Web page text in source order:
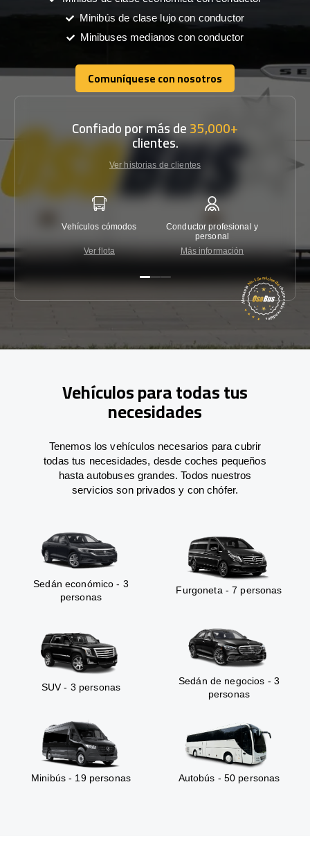
Minibús de clase lujo con conductor
Minibuses medianos con conductor
Comuníquese con nosotros
Comuníquese con nosotros
Confiado por más de35,000+
clientes.
Ver historias de clientes
Vehículos cómodos
Ver flota
Conductor profesional y
personal
Más información
Vehículos para todas tus
necesidades
Tenemos los vehículos necesarios para cubrir
todas tus necesidades, desde coches pequeños
hasta autobuses grandes. Todos nuestros
servicios son privados y con chófer.
Sedán económico - 3
personas
Furgoneta - 7 personas
SUV - 3 personas
Sedán de negocios - 3
personas
Minibús - 19 personas Autobús - 50 personas